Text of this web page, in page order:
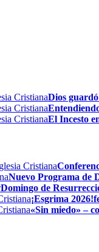
Dios
El Incesto
Nuevo Programa de
Domingo de
¡Esgrima 2026!
«Sin miedo» –